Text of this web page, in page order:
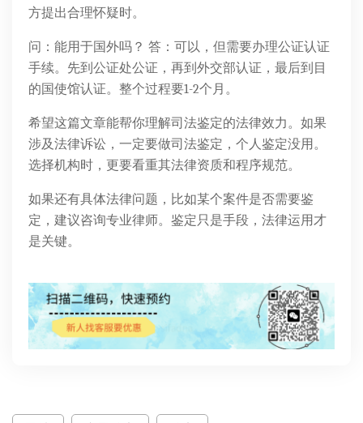
方提出合理怀疑时。
问：能用于国外吗？ 答：可以，但需要办理公证认证
手续。先到公证处公证，再到外交部认证，最后到目
的国使馆认证。整个过程要1-2个月。
希望这篇文章能帮你理解司法鉴定的法律效力。如果
涉及法律诉讼，一定要做司法鉴定，个人鉴定没用。
选择机构时，更要看重其法律资质和程序规范。
如果还有具体法律问题，比如某个案件是否需要鉴
定，建议咨询专业律师。鉴定只是手段，法律运用才
是关键。